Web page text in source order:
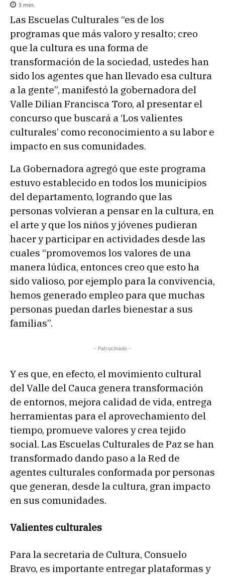
3 min.
Las Escuelas Culturales “es de los
programas que más valoro y resalto; creo
que la cultura es una forma de
transformación de la sociedad, ustedes han
sido los agentes que han llevado esa cultura
a la gente”, manifestó la gobernadora del
Valle Dilian Francisca Toro, al presentar el
concurso que buscará a ‘Los valientes
culturales’ como reconocimiento a su labor e
impacto en sus comunidades.
La Gobernadora agregó que este programa
estuvo establecido en todos los municipios
del departamento, logrando que las
personas volvieran a pensar en la cultura, en
el arte y que los niños y jóvenes pudieran
hacer y participar en actividades desde las
cuales “promovemos los valores de una
manera lúdica, entonces creo que esto ha
sido valioso, por ejemplo para la convivencia,
hemos generado empleo para que muchas
personas puedan darles bienestar a sus
familias”.
- Patrocinado -
Y es que, en efecto, el movimiento cultural
del Valle del Cauca genera transformación
de entornos, mejora calidad de vida, entrega
herramientas para el aprovechamiento del
tiempo, promueve valores y crea tejido
social. Las Escuelas Culturales de Paz se han
transformado dando paso a la Red de
agentes culturales conformada por personas
que generan, desde la cultura, gran impacto
en sus comunidades.
Valientes culturales
Para la secretaria de Cultura, Consuelo
Bravo, es importante entregar plataformas y